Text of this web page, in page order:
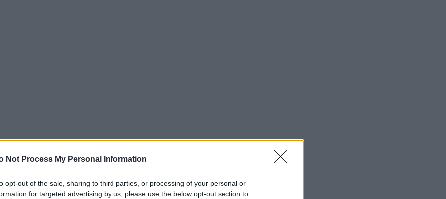
Not Process My Personal Information
opt-out of the sale, sharing to third parties, or processing of your personal or
for targeted advertising by us, please use the below opt-out section to